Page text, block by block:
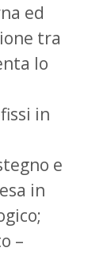
ed
tra
lo
in
e
in
–